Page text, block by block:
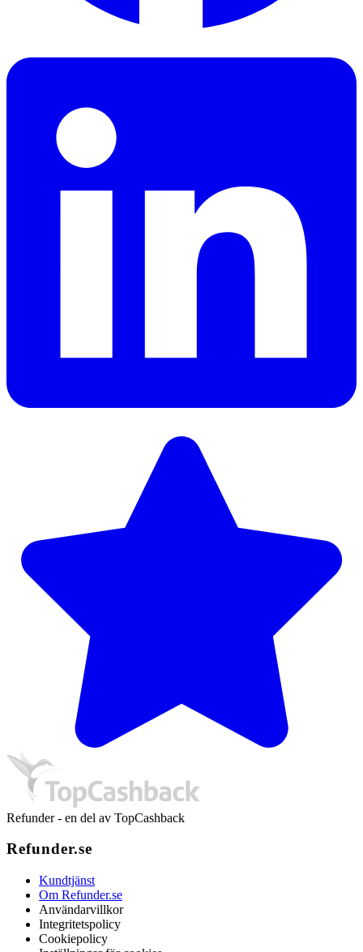
Refunder - en del av TopCashback
Refunder.se
Kundtjänst
Om Refunder.se
Användarvillkor
Integritetspolicy
Cookiepolicy